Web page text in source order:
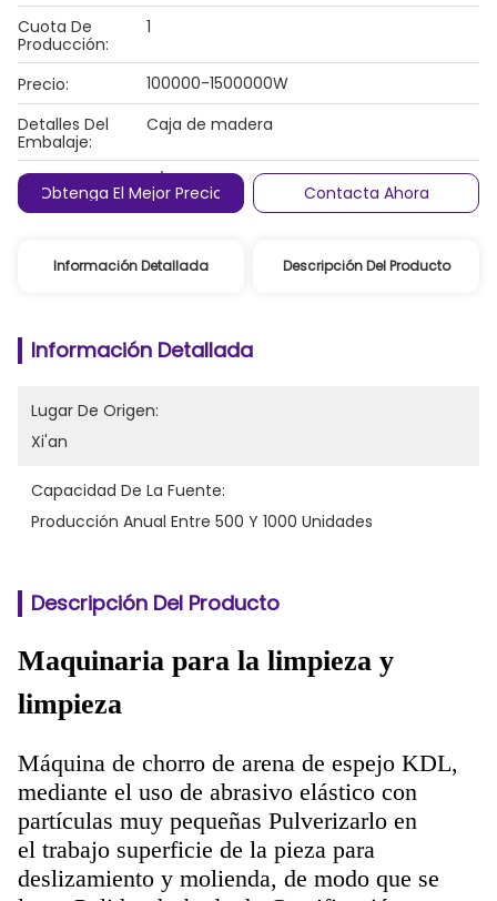
Cuota De
Producción:
1
Precio:
100000-1500000W
Detalles Del
Embalaje:
Caja de madera
Condiciones De
Pago:
T/T
Obtenga El Mejor Precio Contacta Ahora
Información Detallada Descripción Del Producto
Información Detallada
Lugar De Origen:
Xi'an
Capacidad De La Fuente:
Producción Anual Entre 500 Y 1000 Unidades
Descripción Del Producto
Maquinaria para la limpieza y
limpieza
Máquina de chorro de arena de espejo KDL,
mediante el uso de abrasivo elástico con
partículas muy pequeñas Pulverizarlo en
el trabajo superficie de la pieza para
deslizamiento y molienda, de modo que se